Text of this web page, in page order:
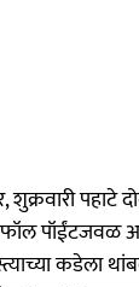
शुक्रवारी पहाटे
पॉईंटजवळ
कडेला